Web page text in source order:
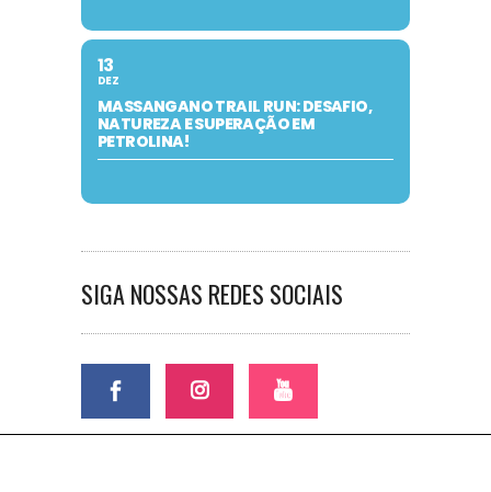
13
DEZ
MASSANGANO TRAIL RUN: DESAFIO,
NATUREZA E SUPERAÇÃO EM
PETROLINA!
SIGA NOSSAS REDES SOCIAIS